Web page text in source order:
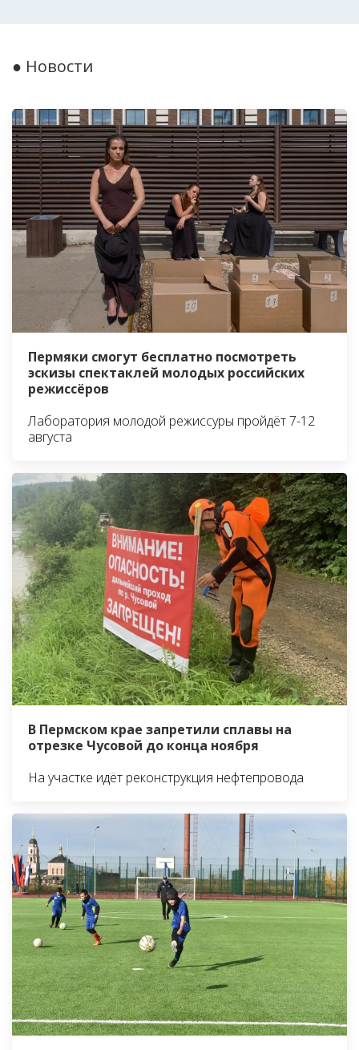
● Новости
Пермяки смогут бесплатно посмотреть
эскизы спектаклей молодых российских
режиссёров
Лаборатория молодой режиссуры пройдёт 7-12
августа
В Пермском крае запретили сплавы на
отрезке Чусовой до конца ноября
На участке идёт реконструкция нефтепровода